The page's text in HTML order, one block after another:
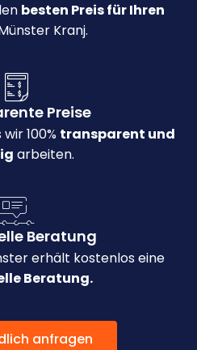
besten Preis für Ihren
Kranj.
Preise
100% transparent und
arbeiten.
Beratung
erhält kostenlos eine
Beratung.
anfragen